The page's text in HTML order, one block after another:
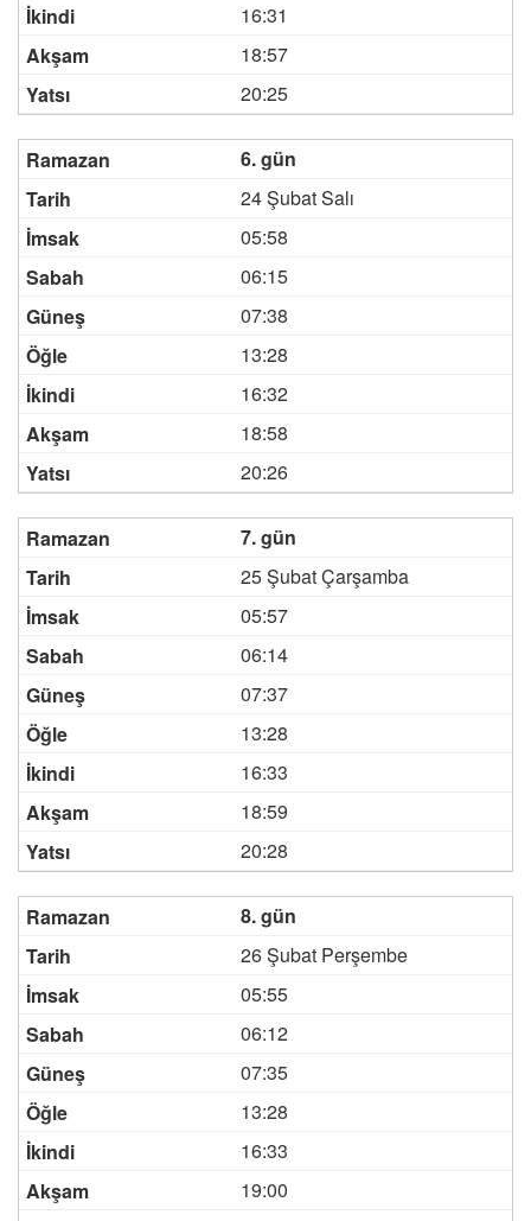
16:31
18:57
20:25
6. gün
24 Şubat Salı
05:58
06:15
07:38
13:28
16:32
18:58
20:26
7. gün
25 Şubat Çarşamba
05:57
06:14
07:37
13:28
16:33
18:59
20:28
8. gün
26 Şubat Perşembe
05:55
06:12
07:35
13:28
16:33
19:00